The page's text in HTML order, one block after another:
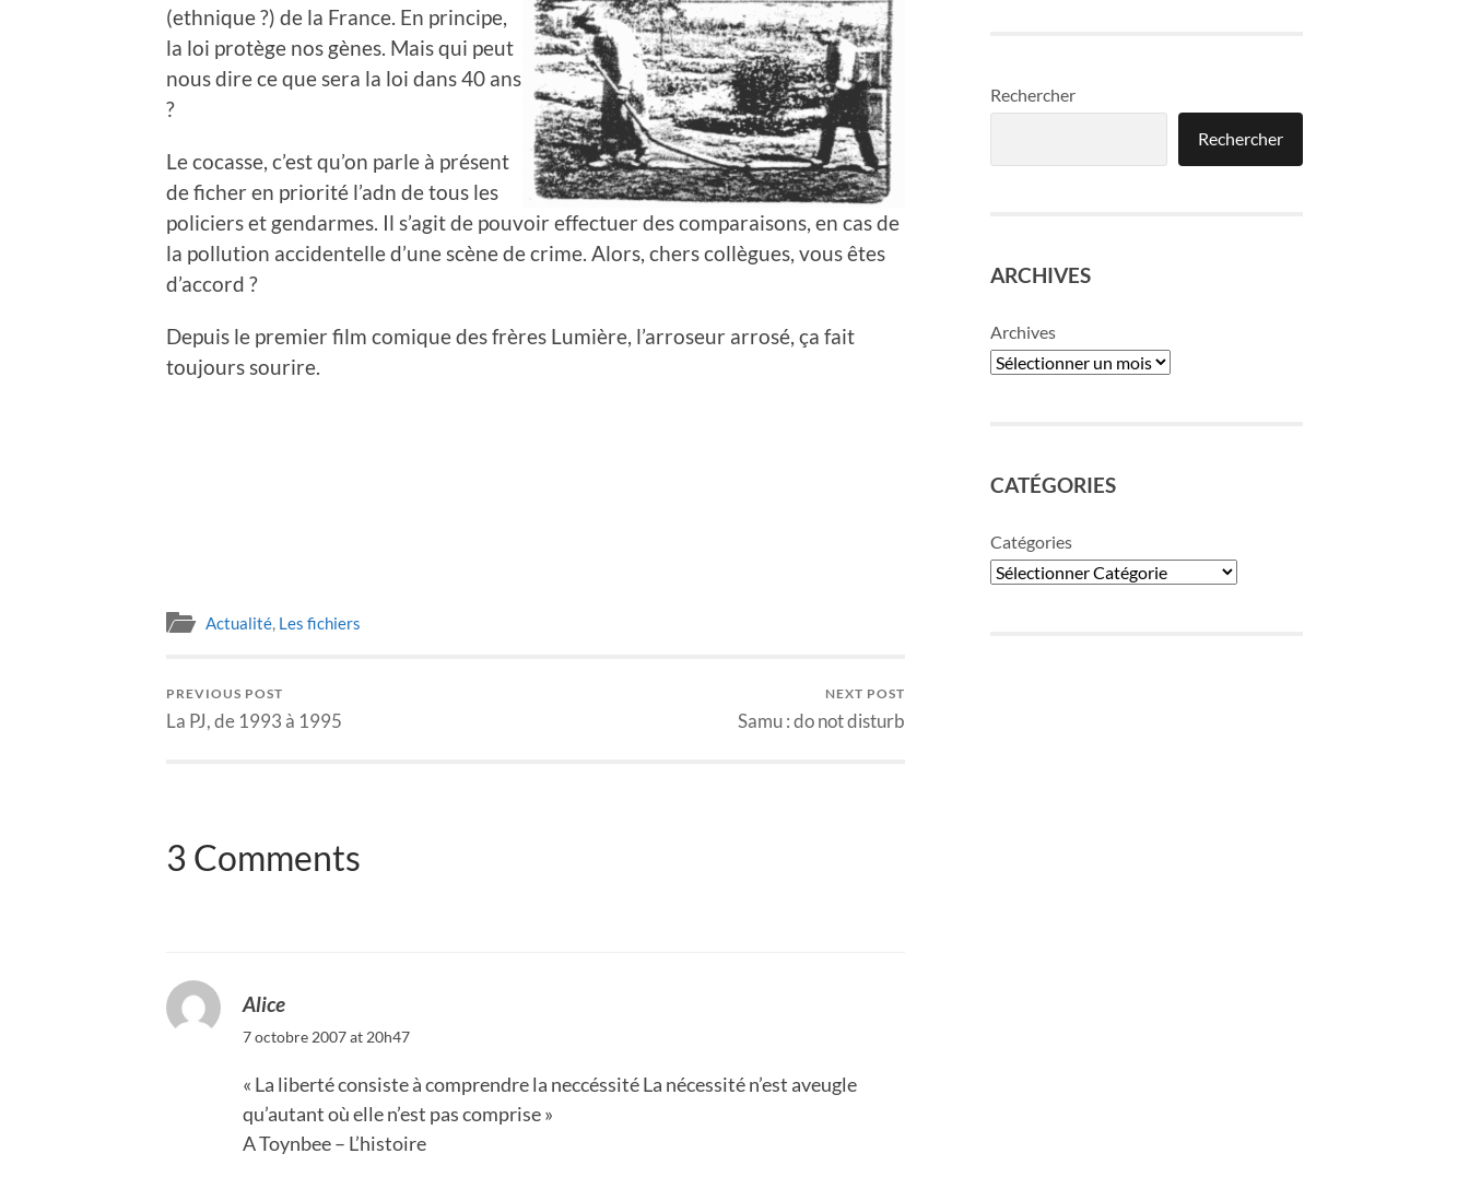
(ethnique ?) de la France. En principe,
la loi protège nos gènes. Mais qui peut
nous dire ce que sera la loi dans 40 ans
?
Le cocasse, c’est qu’on parle à présent
de ficher en priorité l’adn de tous les
policiers et gendarmes. Il s’agit de pouvoir effectuer des comparaisons, en cas de
la pollution accidentelle d’une scène de crime. Alors, chers collègues, vous êtes
d’accord ?
Depuis le premier film comique des frères Lumière, l’arroseur arrosé, ça fait
toujours sourire.
Actualité, Les fichiers
PREVIOUS POST
La PJ, de 1993 à 1995
NEXT POST
Samu : do not disturb
3 Comments
Alice
7 octobre 2007 at 20h47
« La liberté consiste à comprendre la neccéssité La nécessité n’est aveugle
qu’autant où elle n’est pas comprise »
A Toynbee – L’histoire
Rechercher
Rechercher
ARCHIVES
Archives
CATÉGORIES
Catégories